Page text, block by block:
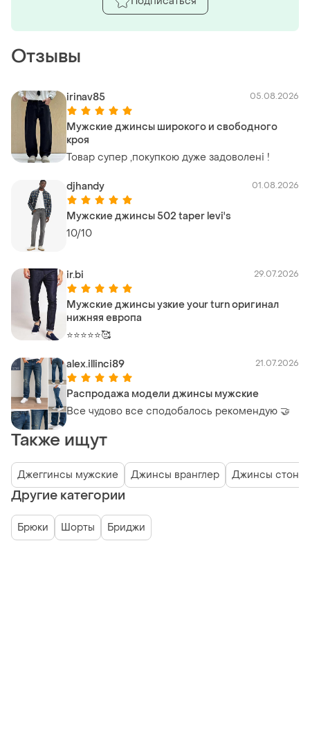
Отзывы
irinav85 05.08.2026
Мужские джинсы широкого и свободного
кроя
Товар супер ,покупкою дуже задоволені !
djhandy 01.08.2026
Мужские джинсы 502 taper levi's
10/10
ir.bi 29.07.2026
Мужские джинсы узкие your turn оригинал
нижняя европа
⭐⭐⭐⭐⭐🥰
alex.illinci89 21.07.2026
Распродажа модели джинсы мужские
Все чудово все сподобалось рекомендую 🤝
Также ищут
Джеггинсы мужские Джинсы вранглер Джинсы стон
Другие категории
Брюки Шорты Бриджи